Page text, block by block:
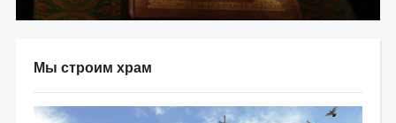
Мы строим храм